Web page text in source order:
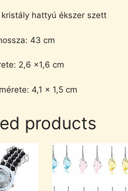
hattyú ékszer szett
43 cm
2,6 x1,6 cm
4,1 x 1,5 cm
products